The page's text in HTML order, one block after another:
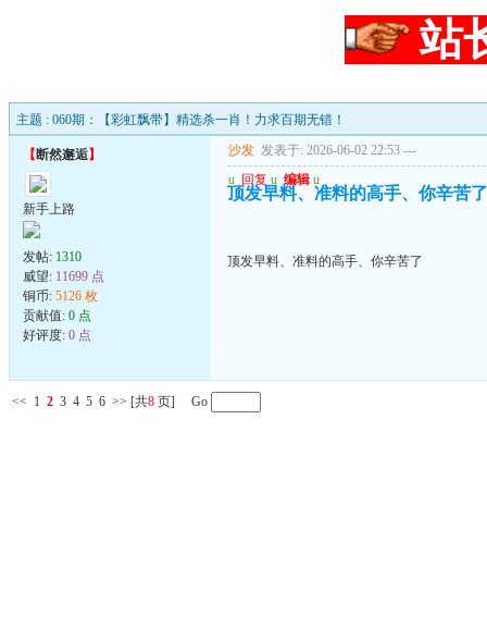
站
主题 : 060期：【彩虹飘带】精选杀一肖！力求百期无错！
【 断然邂逅】
新手上路
发帖: 1310
威望: 11699 点
铜币: 5126 枚
贡献值: 0 点
好评度: 0 点
沙发 发表于: 2026-06-02 22:53 ---
u 回复 u 编辑 u
顶发早料、准料的高手、你辛苦了
顶发早料、准料的高手、你辛苦了
<< 1 2 3 4 5 6 >> [共8 页] Go